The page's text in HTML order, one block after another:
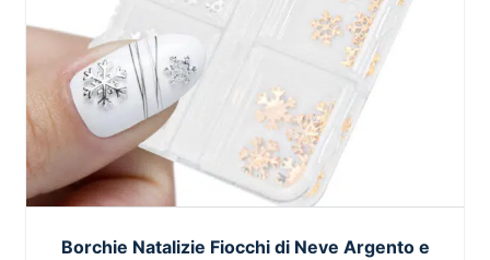
Borchie Natalizie Fiocchi di Neve Argento e